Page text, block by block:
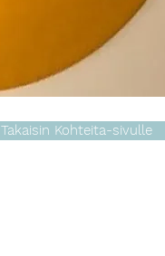
Takaisin Kohteita-sivulle